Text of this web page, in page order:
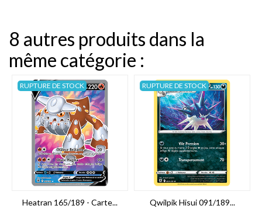
8 autres produits dans la
même catégorie :
Heatran 165/189 - Carte...
RUPTURE DE STOCK
Qwilpik Hisui 091/189...
RUPTURE DE STOCK